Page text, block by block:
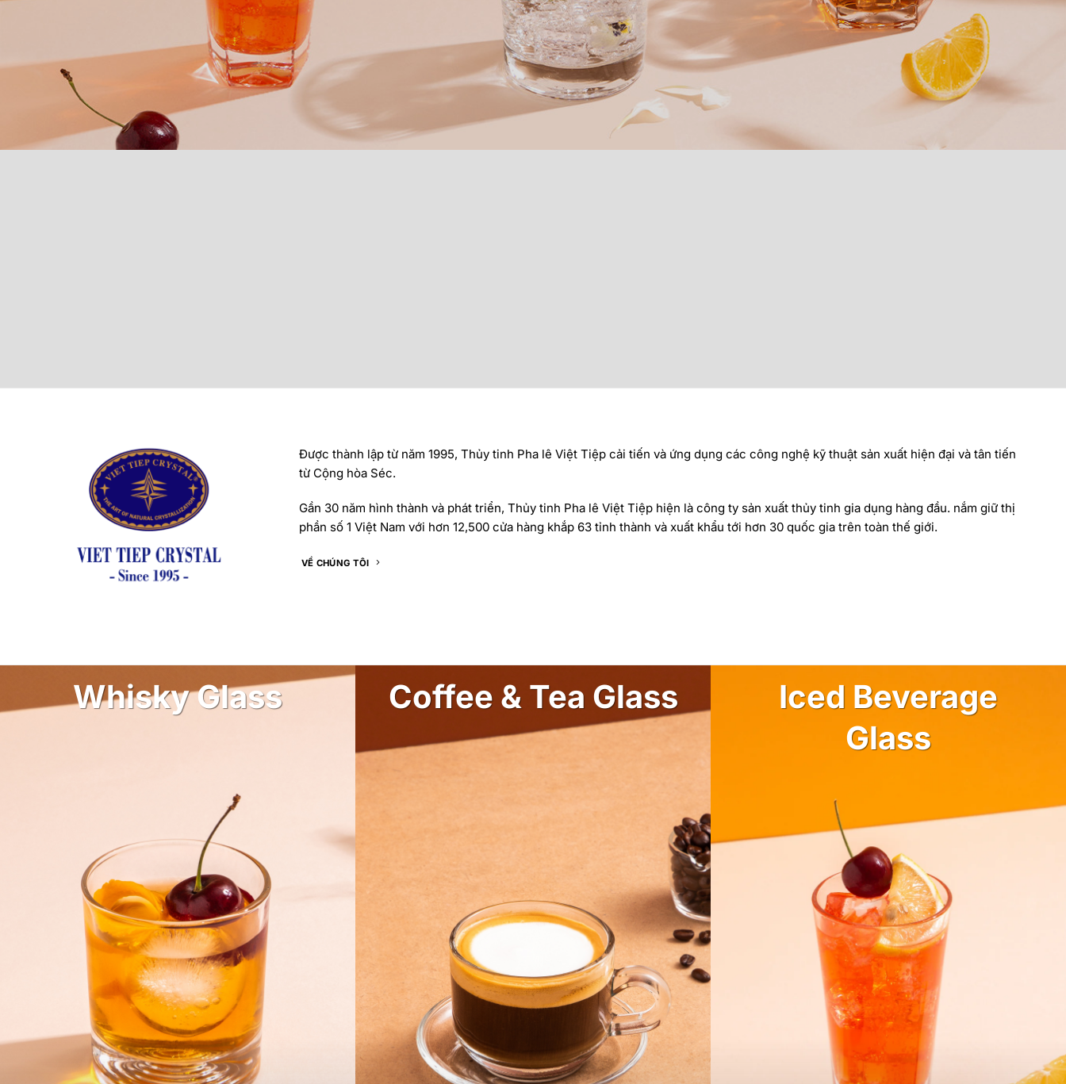
Được thành lập từ năm 1995, Thủy tinh Pha lê Việt Tiệp cải tiến và ứng dụng các công nghệ kỹ thuật sản xuất hiện đại và tân tiến
từ Cộng hòa Séc.
Gần 30 năm hình thành và phát triển, Thủy tinh Pha lê Việt Tiệp hiện là công ty sản xuất thủy tinh gia dụng hàng đầu. nắm giữ thị
phần số 1 Việt Nam với hơn 12,500 cửa hàng khắp 63 tỉnh thành và xuất khẩu tới hơn 30 quốc gia trên toàn thế giới.
VỀ CHÚNG TÔI
Whisky Glass Coffee & Tea Glass
Iced Beverage
Glass